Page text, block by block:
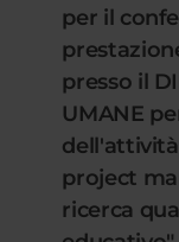
per il
presso il
UMANE
project
ricerca